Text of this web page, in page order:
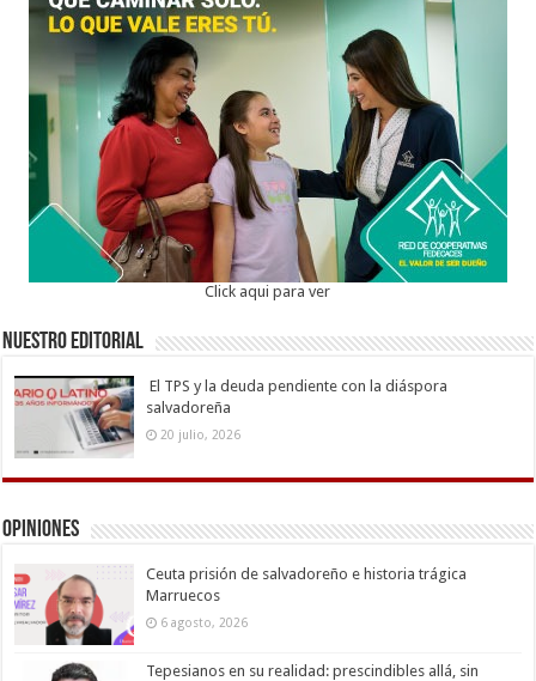
Click aqui para ver
Nuestro Editorial
El TPS y la deuda pendiente con la diáspora
salvadoreña
20 julio, 2026
Opiniones
Ceuta prisión de salvadoreño e historia trágica
Marruecos
6 agosto, 2026
Tepesianos en su realidad: prescindibles allá, sin